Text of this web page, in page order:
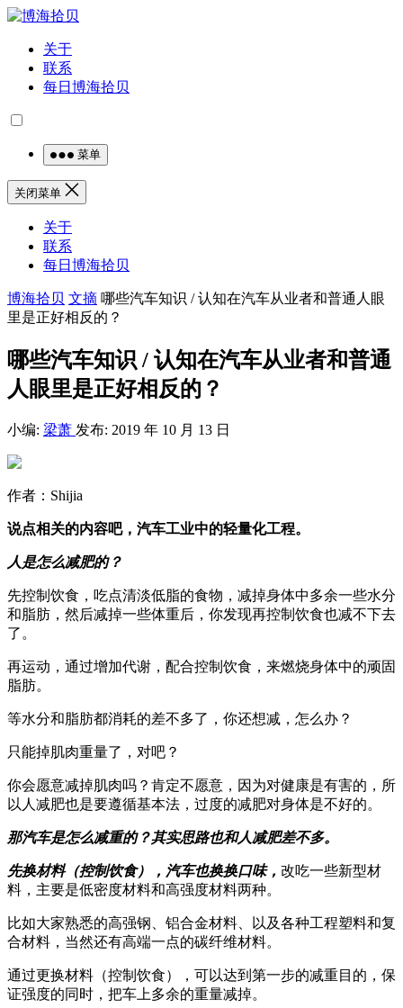
关于
联系
每日博海拾贝
菜单
关闭菜单
关于
联系
每日博海拾贝
博海拾贝 文摘 哪些汽车知识 / 认知在汽车从业者和普通人眼
里是正好相反的？
哪些汽车知识 / 认知在汽车从业者和普通
人眼里是正好相反的？
小编: 梁萧 发布: 2019 年 10 月 13 日
作者：Shijia
说点相关的内容吧，汽车工业中的轻量化工程。
人是怎么减肥的？
先控制饮食，吃点清淡低脂的食物，减掉身体中多余一些水分
和脂肪，然后减掉一些体重后，你发现再控制饮食也减不下去
了。
再运动，通过增加代谢，配合控制饮食，来燃烧身体中的顽固
脂肪。
等水分和脂肪都消耗的差不多了，你还想减，怎么办？
只能掉肌肉重量了，对吧？
你会愿意减掉肌肉吗？肯定不愿意，因为对健康是有害的，所
以人减肥也是要遵循基本法，过度的减肥对身体是不好的。
那汽车是怎么减重的？其实思路也和人减肥差不多。
先换材料（控制饮食），汽车也换换口味， 改吃一些新型材
料，主要是低密度材料和高强度材料两种。
比如大家熟悉的高强钢、铝合金材料、以及各种工程塑料和复
合材料，当然还有高端一点的碳纤维材料。
通过更换材料（控制饮食），可以达到第一步的减重目的，保
证强度的同时，把车上多余的重量减掉。